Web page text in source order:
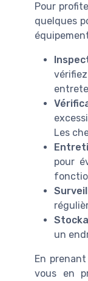
Pour
quelques
Les
pour
un
En
vous en